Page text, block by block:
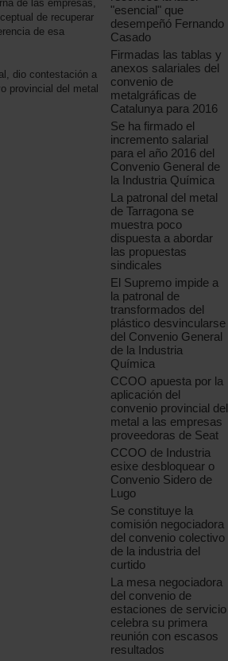
de las empresas,
de recuperar
de esa
dio contestación a
provincial del metal
"esencial" que
desempeñó Fernando
Casado
Firmadas las tablas y
anexos salariales del
convenio de
metalgráficas de
Catalunya para 2016
Se ha firmado el
incremento salarial
para el año 2016 del
Convenio General de
la Industria Química
La patronal del metal
de Tarragona se
muestra poco
dispuesta a abordar
las propuestas
sindicales
El Supremo impide a
la patronal de
transformados del
plástico desvincularse
del Convenio General
de la Industria
Química
CCOO apuesta por la
aplicación del
convenio provincial del
metal a las empresas
proveedoras de Seat
CCOO de Industria
esixe desbloquear o
Convenio Sidero de
Lugo
Se constituye la
comisión negociadora
del convenio colectivo
de la industria del
curtido
La mesa negociadora
del convenio de
estaciones de servicio
celebra su primera
reunión con escasos
resultados